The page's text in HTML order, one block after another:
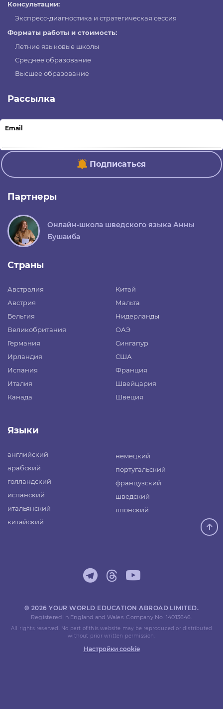
Консультации:
Экспресс-диагностика и стратегическая сессия
Форматы работы и стоимость:
Летние языковые школы
Среднее образование
Высшее образование
Рассылка
Email
Подписаться
Партнеры
Онлайн-школа шведского языка Анны
Бушаиба
Страны
Австралия
Австрия
Бельгия
Великобритания
Германия
Ирландия
Испания
Италия
Канада
Китай
Мальта
Нидерланды
ОАЭ
Сингапур
США
Франция
Швейцария
Швеция
Языки
английский
арабский
голландский
испанский
итальянский
китайский
немецкий
португальский
французский
шведский
японский
© 2026 YOUR WORLD EDUCATION ABROAD LIMITED.
Registered in England and Wales. Company No. 14013646.
All rights reserved. No part of this website may be reproduced or distributed
without prior written permission.
Настройки cookie